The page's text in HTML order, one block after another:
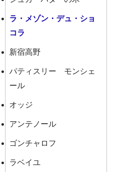
ラ・メゾン・デュ・ショ
コラ
新宿高野
パティスリー モンシェ
ール
オッジ
アンテノール
ゴンチャロフ
ラベイユ